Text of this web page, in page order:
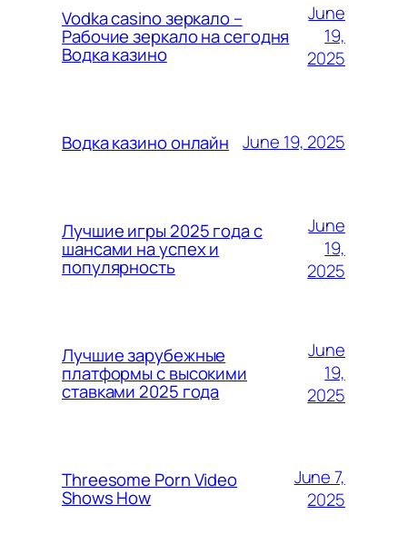
Vodka casino зеркало –
Рабочие зеркало на сегодня
Водка казино
June
19,
2025
Водка казино онлайн June 19, 2025
Лучшие игры 2025 года с
шансами на успех и
популярность
June
19,
2025
Лучшие зарубежные
платформы с высокими
ставками 2025 года
June
19,
2025
Threesome Porn Video
Shows How
June 7,
2025